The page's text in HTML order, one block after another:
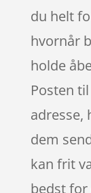
du helt
hvornår
holde
Posten
adresse,
dem
kan frit
bedst for